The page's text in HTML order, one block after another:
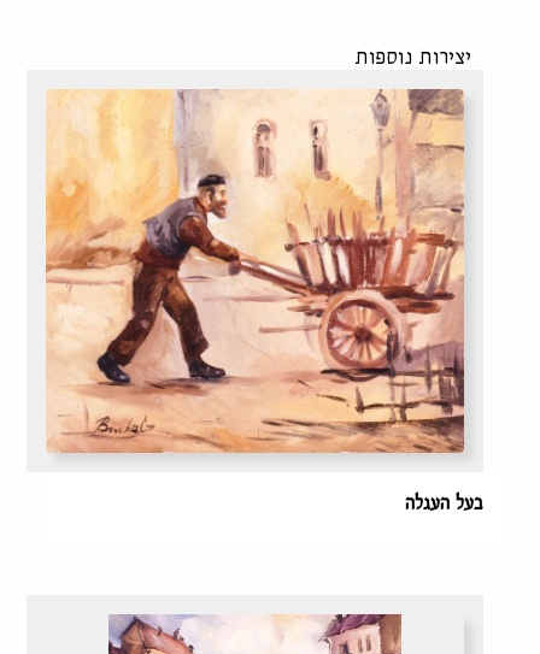
יצירות נוספות
בעל העגלה